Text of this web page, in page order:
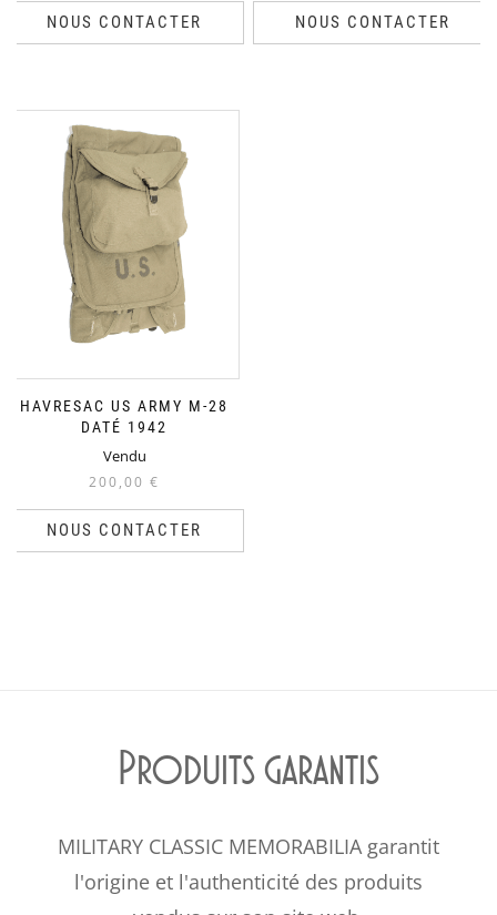
NOUS CONTACTER NOUS CONTACTER
HAVRESAC US ARMY M-28
DATÉ 1942
Vendu
200,00 €
NOUS CONTACTER
Produits garantis
MILITARY CLASSIC MEMORABILIA garantit
l'origine et l'authenticité des produits